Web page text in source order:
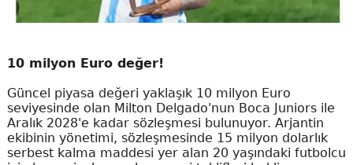
10 milyon Euro değer!
Güncel piyasa değeri yaklaşık 10 milyon Euro
seviyesinde olan Milton Delgado'nun Boca Juniors ile
Aralık 2028'e kadar sözleşmesi bulunuyor. Arjantin
ekibinin yönetimi, sözleşmesinde 15 milyon dolarlık
serbest kalma maddesi yer alan 20 yaşındaki futbolcu